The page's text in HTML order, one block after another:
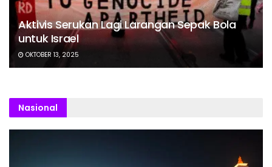
Aktivis Serukan Lagi Larangan Sepak Bola
untuk Israel
OKTOBER 13, 2025
Nasional